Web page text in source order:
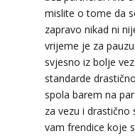
mislite o tome da
zapravo nikad ni
vrijeme je za
svjesno iz bolje
standarde
spola barem na
za vezu i drastično
vam frendice koje